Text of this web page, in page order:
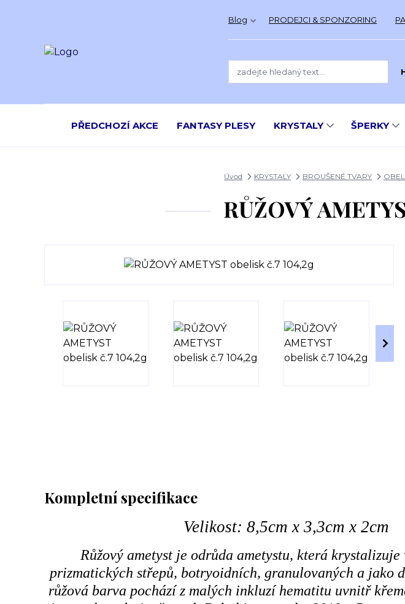
Blog PRODEJCI & SPONZORING
PŘEDCHOZÍ AKCE FANTASY PLESY KRYSTALY ŠPERKY
Úvod KRYSTALY BROUŠENÉ TVARY
RŮŽOVÝ
Kompletní specifikace
Velikost: 8,5cm x 3,3cm x 2cm
Růžový ametyst je odrůda ametystu, která krystalizuje
prizmatických střepů, botryoidních, granulovaných a jako
růžová barva pochází z malých inkluzí hematitu uvnitř